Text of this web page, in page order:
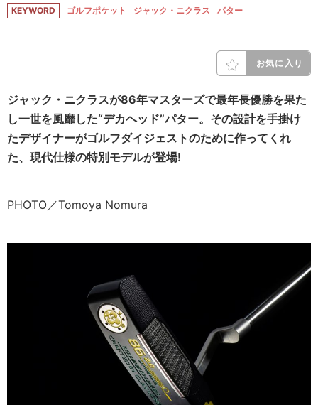
KEYWORD ゴルフポケット ジャック・ニクラス パター
お気に入り
ジャック・ニクラスが86年マスターズで最年長優勝を果た
し一世を風靡した“デカヘッド”パター。その設計を手掛け
たデザイナーがゴルフダイジェストのために作ってくれ
た、現代仕様の特別モデルが登場!
PHOTO／Tomoya Nomura